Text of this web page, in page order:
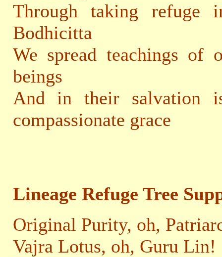
Through taking refuge
Bodhicitta
We spread teachings of
beings
And in their salvation
compassionate grace
Lineage Refuge Tree
Original Purity, oh,
Vajra Lotus, oh, Guru Lin!